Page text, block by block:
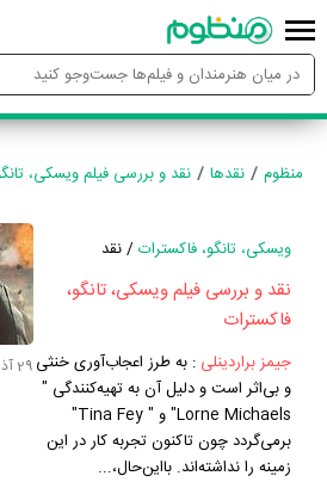
منظوم نقدها نقد و بررسی فیلم ویسکی،
ویسکی، تانگو، فاکسترات/ نقد
نقد و بررسی فیلم ویسکی، تانگو،
فاکسترات
جیمز براردینلی : به طرز اعجاب‌آوری خنثی
و بی‌اثر است و دلیل آن به تهیه‌کنندگی "
Lorne Michaels" و " Tina Fey"
برمی‌گردد چون تاکنون تجربه کار در این
زمینه را نداشته‌اند. بااین‌حال،...
29 آذر 1395